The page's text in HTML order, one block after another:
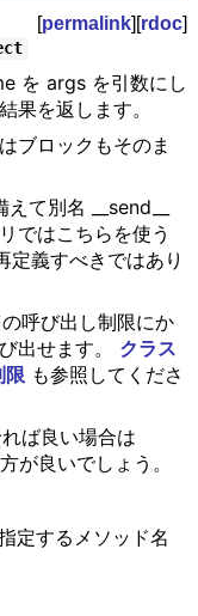
[permalink][rdoc]
を args を引数にし
果を返します。
ブロックもそのま
て別名 __send__
ではこちらを使う
定義すべきではあり
呼び出し制限にか
出せます。 クラス
限も参照してくださ
ば良い場合は
が良いでしょう。
定するメソッド名